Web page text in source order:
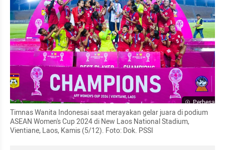
Perbesar
Timnas Wanita Indonesai saat merayakan gelar juara di podium
ASEAN Women's Cup 2024 di New Laos National Stadium,
Vientiane, Laos, Kamis (5/12). Foto: Dok. PSSI